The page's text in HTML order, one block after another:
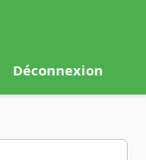
Déconnexion